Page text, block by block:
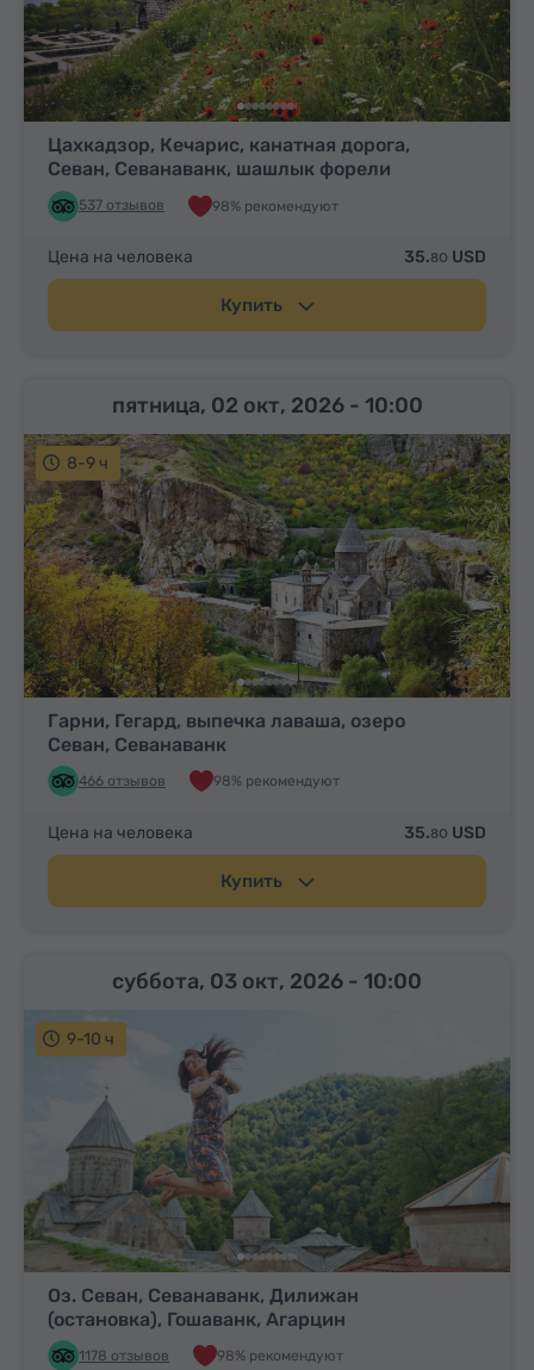
Цахкадзор, Кечарис, канатная дорога,
Севан, Севанаванк, шашлык форели
537 отзывов 98% рекомендуют
Цена на человека 35.80 USD
Купить
8-9 ч
Гарни, Гегард, выпечка лаваша, озеро
Севан, Севанаванк
466 отзывов 98% рекомендуют
пятница, 02 окт, 2026 - 10:00
Цена на человека 35.80 USD
Купить
9-10 ч
Оз. Севан, Севанаванк, Дилижан
(остановка), Гошаванк, Агарцин
1178 отзывов 98% рекомендуют
суббота, 03 окт, 2026 - 10:00